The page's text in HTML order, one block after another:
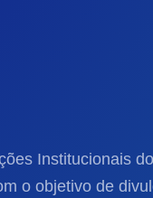
Institucionais
o objetivo de